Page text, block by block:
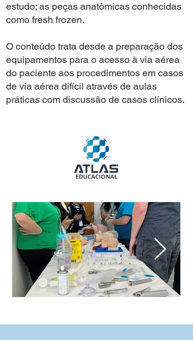
estudo; as peças anatômicas conhecidas
como fresh frozen.
O conteúdo trata desde a preparação dos
equipamentos para o acesso à via aérea
do paciente aos procedimentos em casos
de via aérea difícil através de aulas
práticas com discussão de casos clínicos.